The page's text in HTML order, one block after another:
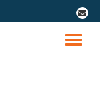
fa-